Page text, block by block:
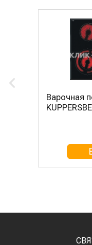
Варочная